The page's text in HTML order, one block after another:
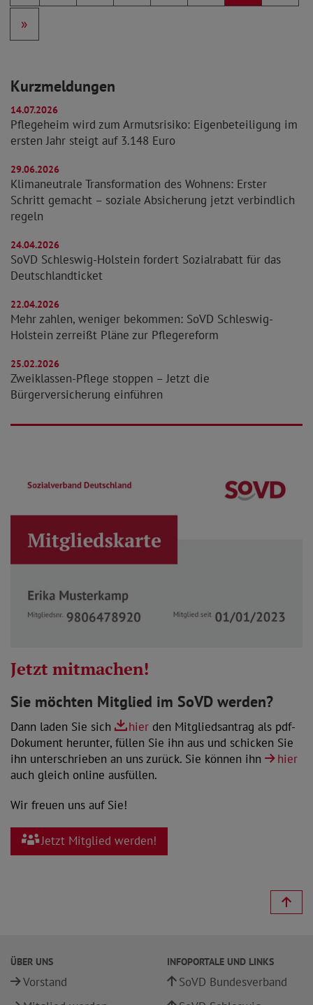
»
Kurzmeldungen
14.07.2026
Pflegeheim wird zum Armutsrisiko: Eigenbeteiligung im
ersten Jahr steigt auf 3.148 Euro
29.06.2026
Klimaneutrale Transformation des Wohnens: Erster
Schritt gemacht – soziale Absicherung jetzt verbindlich
regeln
24.04.2026
SoVD Schleswig-Holstein fordert Sozialrabatt für das
Deutschlandticket
22.04.2026
Mehr zahlen, weniger bekommen: SoVD Schleswig-
Holstein zerreißt Pläne zur Pflegereform
25.02.2026
Zweiklassen-Pflege stoppen – Jetzt die
Bürgerversicherung einführen
Jetzt mitmachen!
Sie möchten Mitglied im SoVD werden?
Dann laden Sie sich hier den Mitgliedsantrag als pdf-
Dokument herunter, füllen Sie ihn aus und schicken Sie
ihn unterschrieben an uns zurück. Sie können ihn
hier
auch gleich online ausfüllen.
Wir freuen uns auf Sie!
Jetzt Mitglied werden!
ÜBER UNS
Vorstand
INFOPORTALE UND LINKS
SoVD Bundesverband